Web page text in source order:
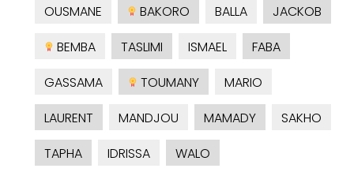
OUSMANE
BAKORO BALLA
JACKOB
BEMBA
TASLIMI ISMAEL
FABA
GASSAMA
TOUMANY
MARIO
LAURENT
MANDJOU MAMADY
SAKHO
TAPHA
IDRISSA
WALO